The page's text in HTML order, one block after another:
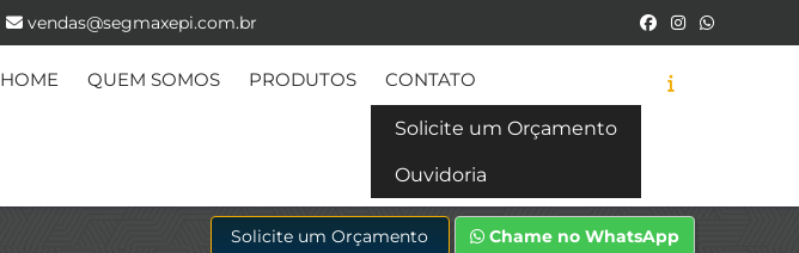
vendas@segmaxepi.com.br
HOME QUEM SOMOS PRODUTOS CONTATO
Solicite um Orçamento
Ouvidoria
Solicite um Orçamento Chame no WhatsApp